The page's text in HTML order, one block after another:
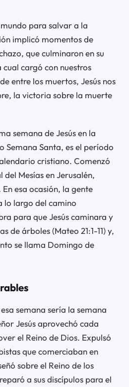
para salvar a la
implicó momentos de
que culminaron en su
cargó con nuestros
entre los muertos, Jesús nos
la victoria sobre la muerte
semana de Jesús en la
Semana Santa, es el período
cristiano. Comenzó
Mesías en Jerusalén,
esa ocasión, la gente
lo largo del camino
para que Jesús caminara y
de árboles (Mateo 21:1-11) y,
se llama Domingo de
semana sería la semana
Jesús aprovechó cada
el Reino de Dios. Expulsó
que comerciaban en
sobre el Reino de los
a sus discípulos para el